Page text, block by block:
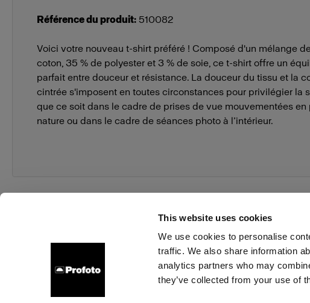
This website uses cookies
We use cookies to personalise
traffic. We also share information
analytics partners who may
they’ve collected from your use of
Référence du produit: 510082
Voici votre nouveau t-shirt préféré ! Composé d'un mélange
coton, 35 % de polyester et 3 % de soie, ce t-shirt offre un
parfait entre douceur et résistance. La douceur du tissu et la
cintrée s'imposent en toutes circonstances pour privilégier la
que ce soit dans le cadre de prises de vue mouvementées en
nature ou dans le cadre de séances photo à l’intérieur.
À propos de Profoto Support Emploi Presse